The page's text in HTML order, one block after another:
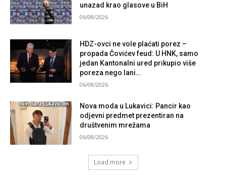
unazad krao glasove u BiH
06/08/2026
HDZ-ovci ne vole plaćati porez –
propada Čovićev feud: U HNK, samo
jedan Kantonalni ured prikupio više
poreza nego lani…
06/08/2026
Nova moda u Lukavici: Pancir kao
odjevni predmet prezentiran na
društvenim mrežama
06/08/2026
Load more